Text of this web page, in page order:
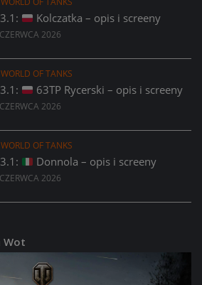
Kolczatka – opis i screeny
2026
WORLD OF TANKS
63TP Rycerski – opis i screeny
2026
WORLD OF TANKS
Donnola – opis i screeny
2026
Wot